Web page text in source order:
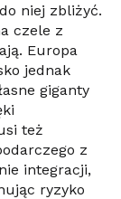
niej zbliżyć.
czele z
Europa
jednak
giganty
też
z
integracji,
ryzyko